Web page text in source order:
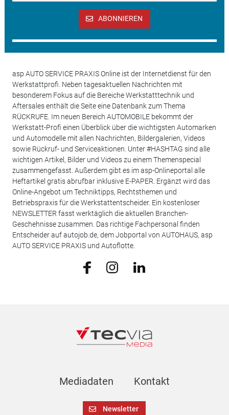
ABONNIEREN
asp AUTO SERVICE PRAXIS Online ist der Internetdienst für den
Werkstattprofi. Neben tagesaktuellen Nachrichten mit
besonderem Fokus auf die Bereiche Werkstatttechnik und
Aftersales enthält die Seite eine Datenbank zum Thema
RÜCKRUFE. Im neuen Bereich AUTOMOBILE bekommt der
Werkstatt-Profi einen Überblick über die wichtigsten Automarken
und Automodelle mit allen Nachrichten, Bildergalerien, Videos
sowie Rückruf- und Serviceaktionen. Unter #HASHTAG sind alle
wichtigen Artikel, Bilder und Videos zu einem Themenspecial
zusammengefasst. Außerdem gibt es im asp-Onlineportal alle
Heftartikel gratis abrufbar inklusive E-PAPER. Ergänzt wird das
Online-Angebot um Techniktipps, Rechtsthemen und
Betriebspraxis für die Werkstattentscheider. Ein kostenloser
NEWSLETTER fasst werktäglich die aktuellen Branchen-
Geschehnisse zusammen. Das richtige Fachpersonal finden
Entscheider auf autojob.de, dem Jobportal von AUTOHAUS, asp
AUTO SERVICE PRAXIS und Autoflotte.
Mediadaten Kontakt
Newsletter